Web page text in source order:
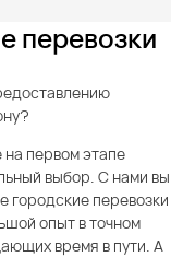
перевозки
первом этапе
выбор. С нами вы
городские перевозки
опыт в точном
время в пути. А